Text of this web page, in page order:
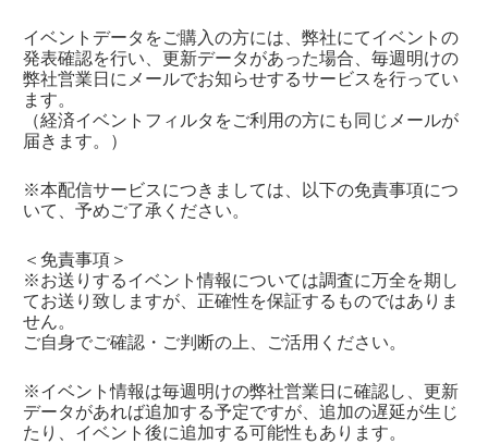
イベントデータをご購入の方には、弊社にてイベントの
発表確認を行い、 更新データがあった場合、毎週明けの
弊社営業日にメールでお知らせするサービスを行ってい
ます。
（経済イベントフィルタをご利用の方にも同じメールが
届きます。）
※本配信サービスにつきましては、以下の免責事項につ
いて、予めご了承ください。
＜免責事項＞
※お送りするイベント情報については調査に万全を期し
てお送り致しますが、正確性を保証するものではありま
せん。
ご自身でご確認・ご判断の上、ご活用ください。
※イベント情報は毎週明けの弊社営業日に確認し、更新
データがあれば追加する予定ですが、追加の遅延が生じ
たり、イベント後に追加する可能性もあります。